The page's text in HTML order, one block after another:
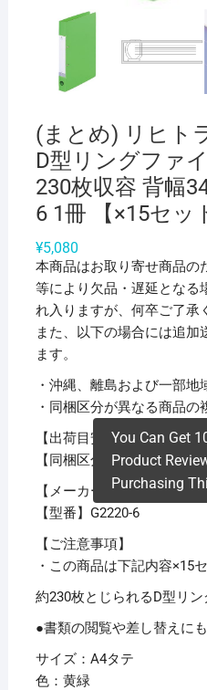
(まとめ) リヒト
D型リングファ
230枚収容 背幅
6 1冊 【×15セッ
¥5,080
本商品はお取り寄せ商品の
等により欠品・遅延となる
れ入りますが、何卒ご了承
また、以下の場合には追
ます。
・沖縄、離島および一部地
・同梱区分が異なる商品の
【出荷目安】：1 – 5営業
【同梱区分】：TS 1
【メーカー名】リヒトラブ
【型番】G2220-6
【ご注意事項】
・この商品は下記内容×15
約230枚とじられるD型リン
●書類の閲覧や差し替えにも
サイズ：A4タテ
色：黄緑
You Can Get
Product
Purchasing